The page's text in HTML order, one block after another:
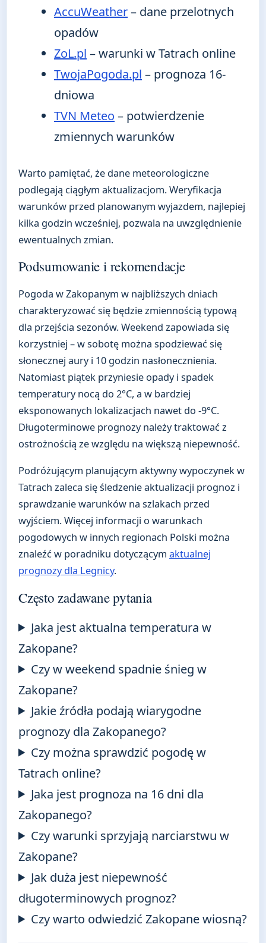
AccuWeather– dane przelotnych
opadów
ZoL.pl – warunki w Tatrach online
TwojaPogoda.pl – prognoza 16-
dniowa
TVN Meteo – potwierdzenie
zmiennych warunków
Warto pamiętać, że dane meteorologiczne
podlegają ciągłym aktualizacjom. Weryfikacja
warunków przed planowanym wyjazdem, najlepiej
kilka godzin wcześniej, pozwala na uwzględnienie
ewentualnych zmian.
Podsumowanie i rekomendacje
Pogoda w Zakopanym w najbliższych dniach
charakteryzować się będzie zmiennością typową
dla przejścia sezonów. Weekend zapowiada się
korzystniej – w sobotę można spodziewać się
słonecznej aury i 10 godzin nasłonecznienia.
Natomiast piątek przyniesie opady i spadek
temperatury nocą do 2°C, a w bardziej
eksponowanych lokalizacjach nawet do -9°C.
Długoterminowe prognozy należy traktować z
ostrożnością ze względu na większą niepewność.
Podróżującym planującym aktywny wypoczynek w
Tatrach zaleca się śledzenie aktualizacji prognoz i
sprawdzanie warunków na szlakach przed
wyjściem. Więcej informacji o warunkach
pogodowych w innych regionach Polski można
znaleźć w poradniku dotyczącym aktualnej
prognozy dla Legnicy.
Często zadawane pytania
Jaka jest aktualna temperatura w
Zakopane?
Czy w weekend spadnie śnieg w
Zakopane?
Jakie źródła podają wiarygodne
prognozy dla Zakopanego?
Czy można sprawdzić pogodę w
Tatrach online?
Jaka jest prognoza na 16 dni dla
Zakopanego?
Czy warunki sprzyjają narciarstwu w
Zakopane?
Jak duża jest niepewność
długoterminowych prognoz?
Czy warto odwiedzić Zakopane wiosną?